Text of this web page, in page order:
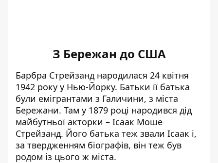
З Бережан до США
Барбра Стрейзанд народилася 24 квітня
1942 року у Нью-Йорку. Батьки її батька
були емігрантами з Галичини, з міста
Бережани. Там у 1879 році народився дід
майбутньої акторки – Ісаак Моше
Стрейзанд. Його батька теж звали Ісаак і,
за твердженням біографів, він теж був
родом із цього ж міста.